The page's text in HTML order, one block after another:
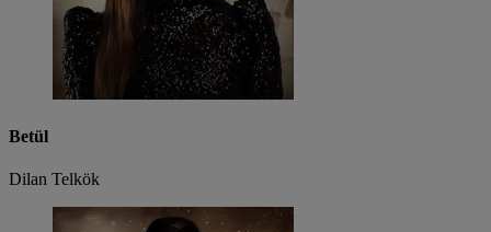
Betül
Dilan Telkök